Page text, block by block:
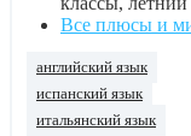
Все плюсы и
английский язык
испанский язык
итальянский язык